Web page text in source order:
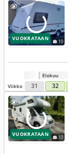
VUOKRATAAN 10
Elokuu
Viikko
31 32
VUOKRATAAN 10